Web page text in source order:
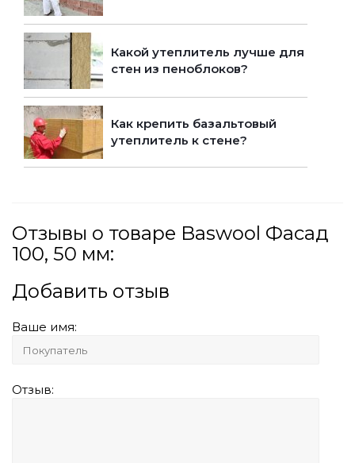
Какой утеплитель лучше для
стен из пеноблоков?
Как крепить базальтовый
утеплитель к стене?
Отзывы о товаре Baswool Фасад
100, 50 мм:
Добавить отзыв
Ваше имя:
Отзыв: